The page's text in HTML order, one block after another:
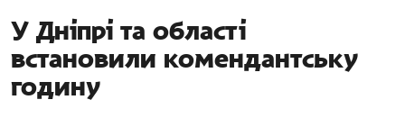
У Дніпрі та області
встановили комендантську
годину